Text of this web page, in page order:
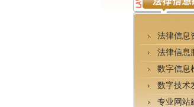
法律信息
法律信息
数字信息
数字技术
专业网站